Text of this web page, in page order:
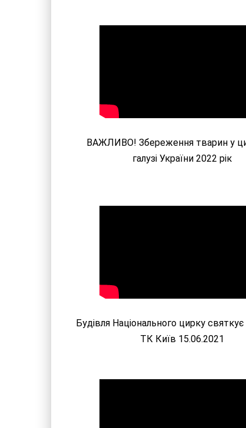
ВАЖЛИВО! Збереження тварин у
галузі України 2022 рік
Будівля Національного цирку святкує
ТК Київ 15.06.2021